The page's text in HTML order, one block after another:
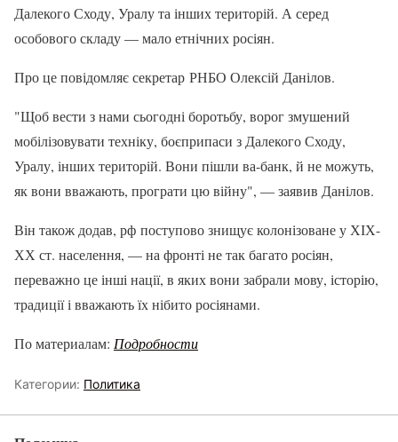
Далекого Сходу, Уралу та інших територій. А серед
особового складу — мало етнічних росіян.
Про це повідомляє секретар РНБО Олексій Данілов.
"Щоб вести з нами сьогодні боротьбу, ворог змушений
мобілізовувати техніку, боєприпаси з Далекого Сходу,
Уралу, інших територій. Вони пішли ва-банк, й не можуть,
як вони вважають, програти цю війну", — заявив Данілов.
Він також додав, рф поступово знищує колонізоване у ХІХ-
ХХ ст. населення, — на фронті не так багато росіян,
переважно це інші нації, в яких вони забрали мову, історію,
традиції і вважають їх нібито росіянами.
По материалам: Подробности
Категории: Политика